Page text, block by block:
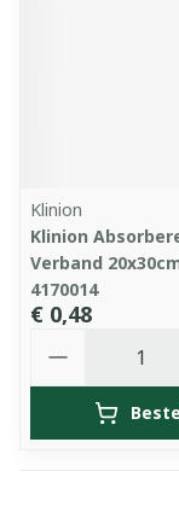
Klinion
Klinion
Verband
4170014
€ 0,48